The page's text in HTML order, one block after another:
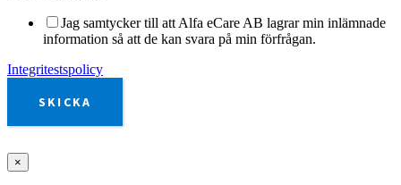
Jag samtycker till att Alfa eCare AB lagrar min inlämnade
information så att de kan svara på min förfrågan.
Integritestspolicy
SKICKA
×